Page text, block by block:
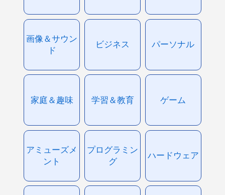
画像＆サウン
ド
ビジネス パーソナル
家庭＆趣味 学習＆教育 ゲーム
アミューズメ
ント
プログラミン
グ
ハードウェア